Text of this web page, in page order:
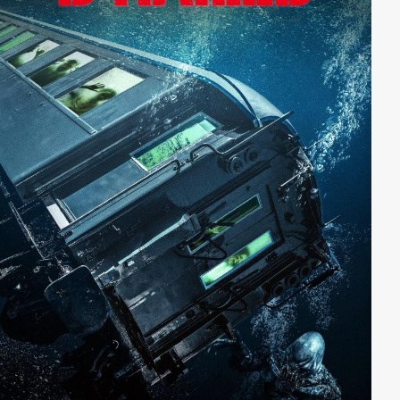
eifersüchtiger Bruder, ein rachefreudiger Pastor sowie
ein drogenbeeinträchtigter Freund die Feierlichkeiten
heimsuchen und ein tödliches Chaos anrichten…